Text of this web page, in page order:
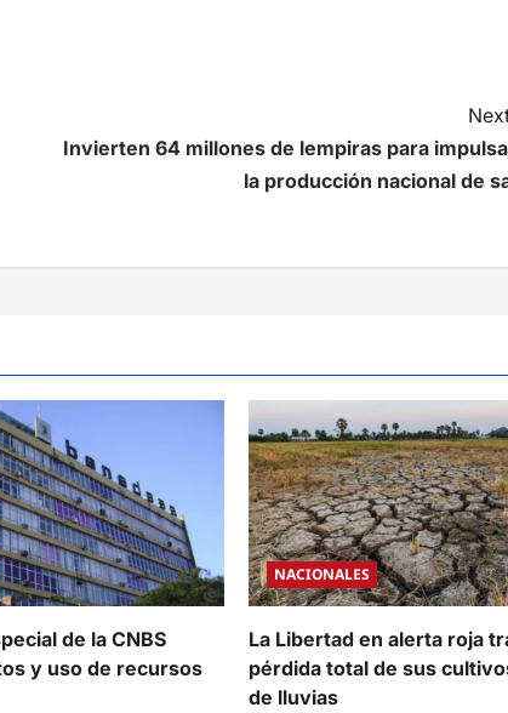
Invierten 64 millones de lempiras para
la producción nacional de
de la CNBS
y uso de recursos
NACIONALES
La Libertad en alerta roja
pérdida total de sus
de lluvias